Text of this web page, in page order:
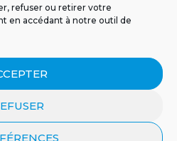
refuser ou retirer votre
en accédant à notre outil de
BLOG
DE CONFIDENTIALITÉ